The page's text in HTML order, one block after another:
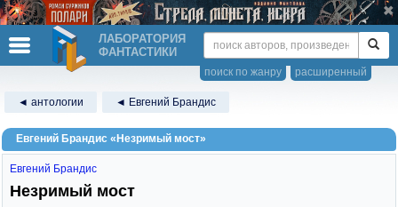
ЛАБОРАТОРИЯ
ФАНТАСТИКИ
расширенный
поиск по жанру
◄ антологии ◄ Евгений Брандис
Евгений Брандис «Незримый мост»
Евгений Брандис
Незримый мост